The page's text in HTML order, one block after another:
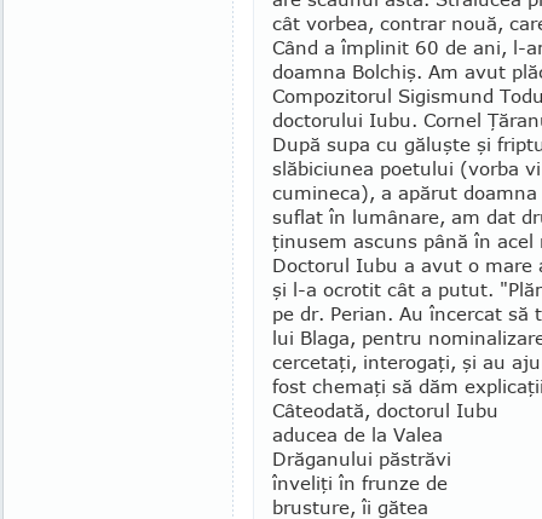
cât vorbea, contrar nouă,
Când a împlinit 60 de ani, l-
doamna Bolchiş. Am avut
Compozitorul Sigismund
doctorului Iubu. Cor­nel
După supa cu găluşte şi
slăbiciunea poetului (vorba
cumineca), a apărut
suflat în lumânare, am dat
ţinusem as­cuns până în
Doctorul Iubu a avut o mare
şi l-a ocrotit cât a putut.
pe dr. Perian. Au încercat
lui Blaga, pentru
cercetaţi, interogaţi, şi au
fost chemaţi să dăm
Câteodată, doctorul Iubu
aducea de la Valea
Drăganului păstrăvi
înveliţi în frunze de
brusture, îi gătea